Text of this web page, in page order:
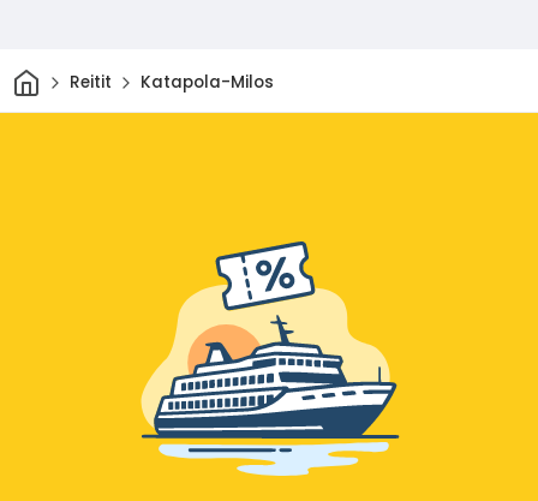
KotiinReitit Katapola-Milos